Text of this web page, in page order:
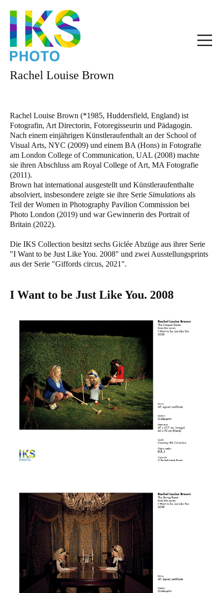
Rachel Louise Brown
Rachel Louise Brown (*1985, Huddersfield, England) ist
Fotografin, Art Directorin, Fotoregisseurin und Pädagogin.
Nach einem einjährigen Künstleraufenthalt an der School of
Visual Arts, NYC (2009) und einem BA (Hons) in Fotografie
am London College of Communication, UAL (2008) machte
sie ihren Abschluss am Royal College of Art, MA Fotografie
(2011).
Brown hat international ausgestellt und Künstleraufenthalte
absolviert, insbesondere zeigte sie ihre Serie Simulations als
Teil der Women in Photography Pavilion Commission bei
Photo London (2019) und war Gewinnerin des Portrait of
Britain (2022).
Die IKS Collection besitzt sechs Giclée Abzüge aus ihrer Serie
"I Want to be Just Like You. 2008" und zwei Ausstellungsprints
aus der Serie "Giffords circus, 2021".
I Want to be Just Like You. 2008